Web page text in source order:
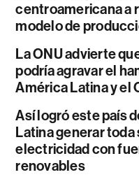
centroamericana a
modelo de
La ONU advierte
podría agravar el
América Latina y el
Así logró este país
Latina generar toda
electricidad con
renovables